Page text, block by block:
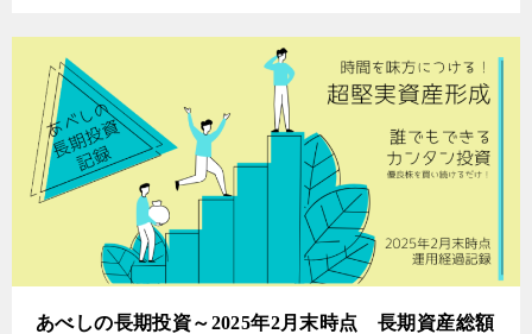
あべしの長期投資～2025年2月末時点 長期資産総額